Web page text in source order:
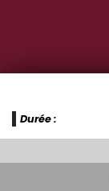
Durée :